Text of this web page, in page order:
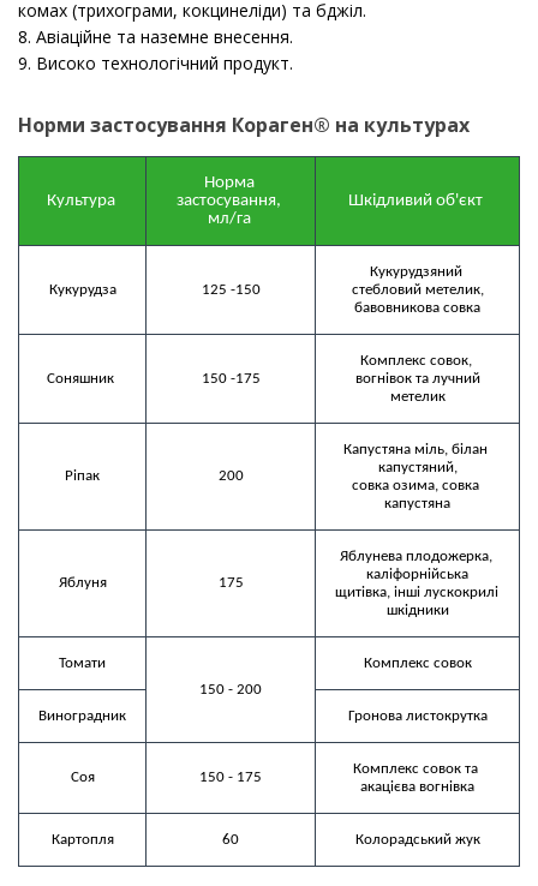
комах (трихограми, кокцинеліди) та бджіл.
8. Авіаційне та наземне внесення.
9. Високо технологічний продукт.
Норми застосування Кораген® на культурах
Культура
Норма
застосування,
мл/га
Шкідливий об'єкт
Кукурудза 125 -150
Кукурудзяний
стебловий метелик,
бавовникова совка
Соняшник 150 -175
Комплекс совок,
вогнівок та лучний
метелик
Ріпак 200
Капустяна міль, білан
капустяний,
совка озима, совка
капустяна
Яблуня 175
Яблунева плодожерка,
каліфорнійська
щитівка, інші лускокрилі
шкідники
Томати
150 - 200
Комплекс совок
Виноградник Гронова листокрутка
Соя 150 - 175
Комплекс совок та
акацієва вогнівка
Картопля 60 Колорадський жук